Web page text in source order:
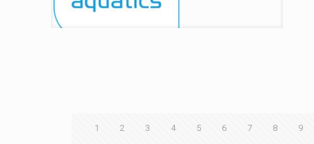
1 2 3 4 5 6 7 8 9